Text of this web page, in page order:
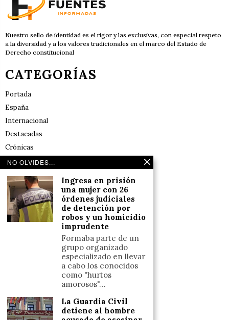
Nuestro sello de identidad es el rigor y las exclusivas, con especial respeto
a la diversidad y a los valores tradicionales en el marco del Estado de
Derecho constitucional
CATEGORÍAS
Portada
España
Internacional
Destacadas
Crónicas
Noticias de deportes en España
Reflexiones
LINKS
Política de cookies (UE)
Términos y condiciones
Llámanos
+34633110958
NO OLVIDES...
Ingresa en prisión
una mujer con 26
órdenes judiciales
de detención por
robos y un homicidio
imprudente
Formaba parte de un
grupo organizado
especializado en llevar
a cabo los conocidos
como "hurtos
amorosos"…
La Guardia Civil
detiene al hombre